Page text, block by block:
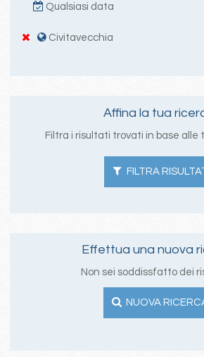
Qualsiasi data
Civitavecchia
Affina la tua
Filtra i risultati trovati in base alle
FILTRA
Effettua una nuova
Non sei soddissfatto dei
NUOVA